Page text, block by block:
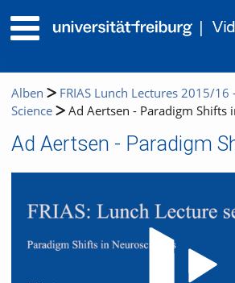
Alben
FRIAS Lunch Lectures 2015/
Science
Ad Aertsen - Paradigm Shifts